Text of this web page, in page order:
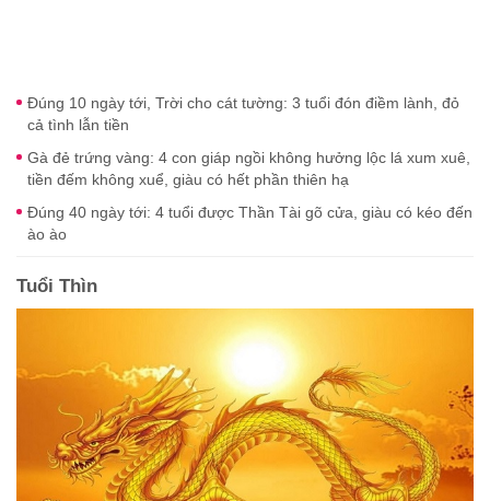
Đúng 10 ngày tới, Trời cho cát tường: 3 tuổi đón điềm lành, đỏ
cả tình lẫn tiền
Gà đẻ trứng vàng: 4 con giáp ngồi không hưởng lộc lá xum xuê,
tiền đếm không xuể, giàu có hết phần thiên hạ
Đúng 40 ngày tới: 4 tuổi được Thần Tài gõ cửa, giàu có kéo đến
ào ào
Tuổi Thìn